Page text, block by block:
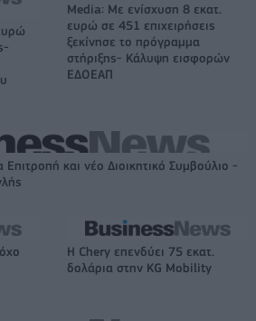
Media: Με ενίσχυση 8 εκατ.
ευρώ σε 451 επιχειρήσεις
ξεκίνησε το πρόγραμμα
στήριξης- Κάλυψη εισφορών
ΕΔΟΕΑΠ
και νέο Διοικητικό Συμβούλιο -
Η Chery επενδύει 75 εκατ.
δολάρια στην KG Mobility